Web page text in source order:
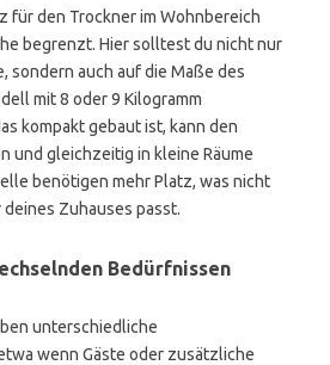
für den Trockner im Wohnbereich
begrenzt. Hier solltest du nicht nur
sondern auch auf die Maße des
mit 8 oder 9 Kilogramm
kompakt gebaut ist, kann den
und gleichzeitig in kleine Räume
benötigen mehr Platz, was nicht
Zuhauses passt.
Bedürfnissen
unterschiedliche
wenn Gäste oder zusätzliche